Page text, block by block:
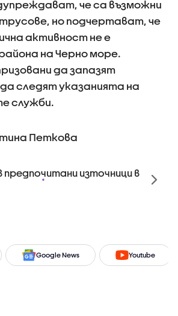
че са възможни
но подчертават, че
активност не е
на Черно море.
да запазят
следят указанията на
служби.
Петкова
предпочитани източници в
Google News Youtube